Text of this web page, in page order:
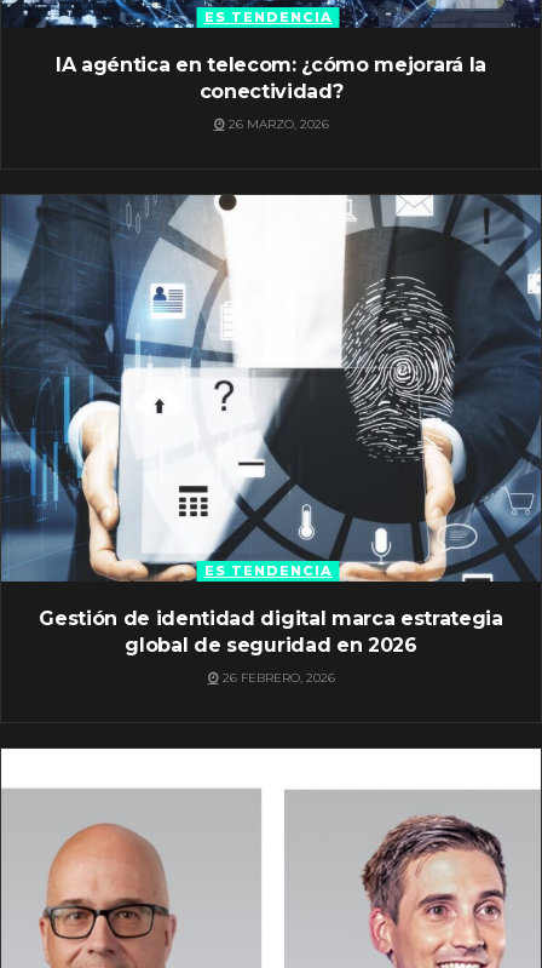
ES TENDENCIA
IA agéntica en telecom: ¿cómo mejorará la
conectividad?
26 MARZO, 2026
ES TENDENCIA
Gestión de identidad digital marca estrategia
global de seguridad en 2026
26 FEBRERO, 2026